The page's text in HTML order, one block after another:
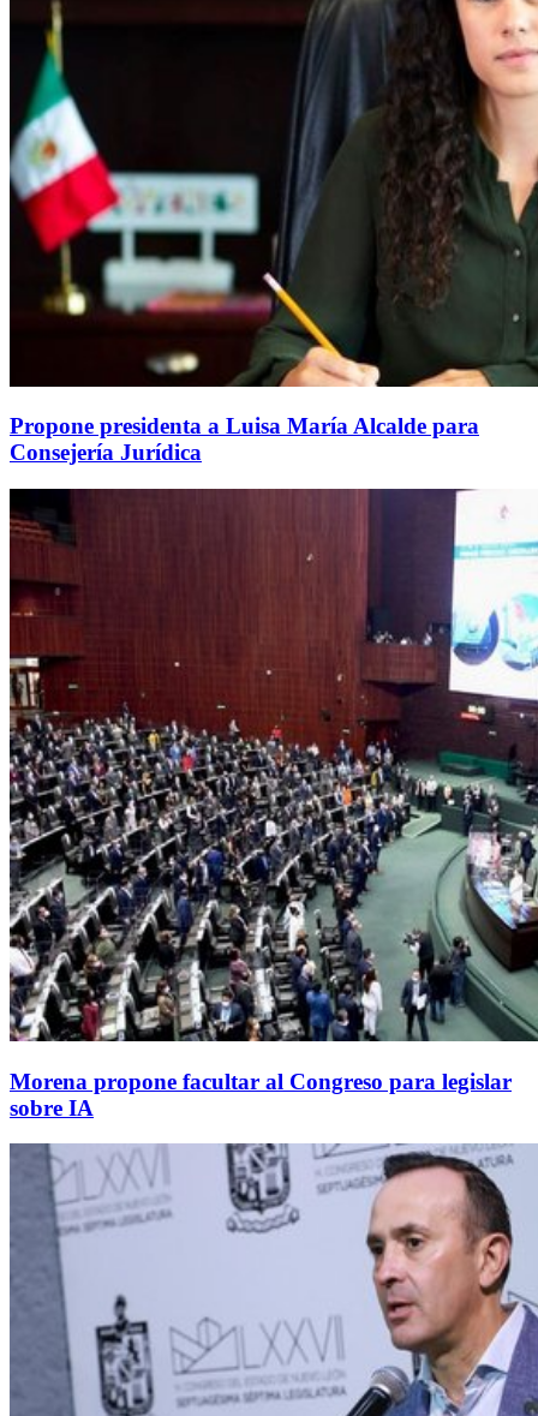
Propone presidenta a Luisa María Alcalde para
Consejería Jurídica
Morena propone facultar al Congreso para legislar
sobre IA